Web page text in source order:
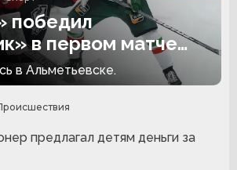
победил
в первом матче
в Альметьевске.
предлагал детям деньги за